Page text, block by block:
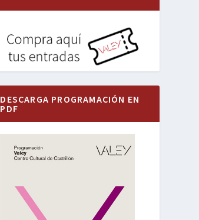
DESCARGA PROGRAMACIÓN EN
PDF